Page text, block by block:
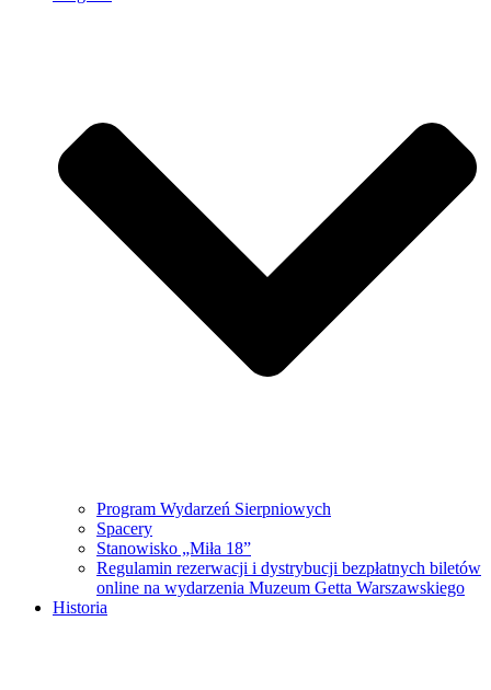
Program Wydarzeń Sierpniowych
Spacery
Stanowisko „Miła 18”
Regulamin rezerwacji i dystrybucji bezpłatnych biletów
online na wydarzenia Muzeum Getta Warszawskiego
Historia